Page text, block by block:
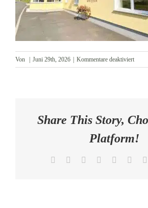
AKTUELLES
KONTAKT
Von Juni 29th, 2026 Kommentare deaktiviertfür
Share This Story,
Platform!
Facebook Reddit LinkedInWhatsApp